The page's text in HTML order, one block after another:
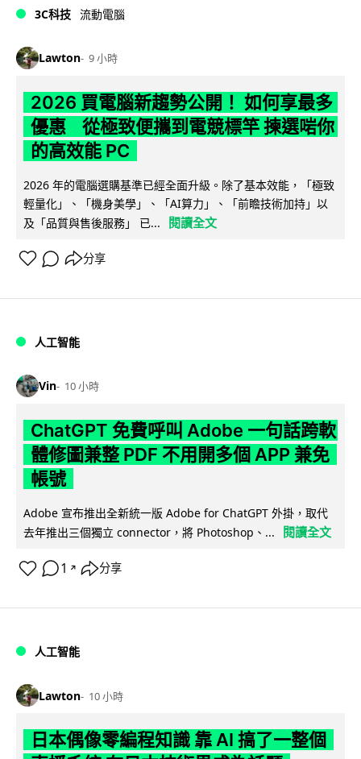
3C科技 流動電腦
Lawton 9 小時
2026 買電腦新趨勢公開！ 如何享最多
優惠 從極致便攜到電競標竿 揀選啱你
的高效能 PC
2026 年的電腦選購基準已經全面升級。除了基本效能，「極致
輕量化」、「機身美學」、「AI算力」、「前瞻技術加持」以
及「品質與售後服務」 已...
閱讀全文
分享
人工智能
Vin 10 小時
ChatGPT 免費呼叫 Adobe 一句話跨軟
體修圖兼整 PDF 不用開多個 APP 兼免
帳號
Adobe 宣布推出全新統一版 Adobe for ChatGPT 外掛，取代
去年推出三個獨立 connector，將 Photoshop、...
閱讀全文
1 ↗ 分享
人工智能
Lawton 10 小時
日本偶像零編程知識 靠 AI 搞了一整個